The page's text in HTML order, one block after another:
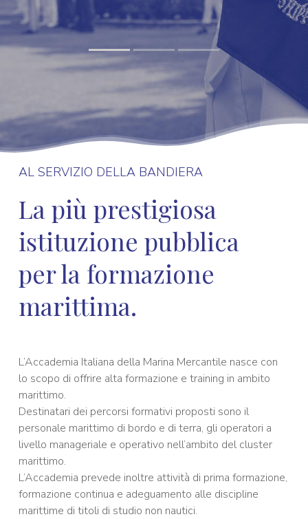
AL SERVIZIO DELLA BANDIERA
La più prestigiosa
istituzione pubblica
per la formazione
marittima.
L’Accademia Italiana della Marina Mercantile nasce con
lo scopo di offrire alta formazione e training in ambito
marittimo.
Destinatari dei percorsi formativi proposti sono il
personale marittimo di bordo e di terra, gli operatori a
livello manageriale e operativo nell’ambito del cluster
marittimo.
L’Accademia prevede inoltre attività di prima formazione,
formazione continua e adeguamento alle discipline
marittime di titoli di studio non nautici.